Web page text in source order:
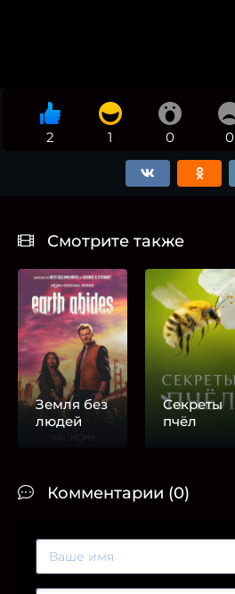
2 1 0 0
Смотрите также
Земля без
людей
Секреты
пчёл
Комментарии (0)